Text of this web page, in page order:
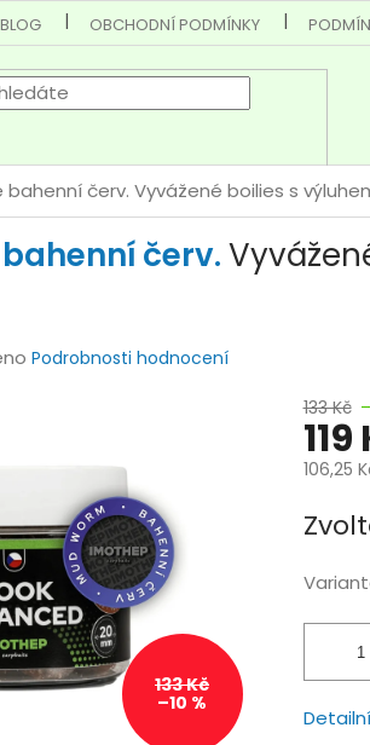
BLOG OBCHODNÍ PODMÍNKY
bahenní červ. Vyvážené boilies s
červ.
Podrobnosti hodnocení
133 Kč
–10 %
133 Kč
119
106,25
cena: